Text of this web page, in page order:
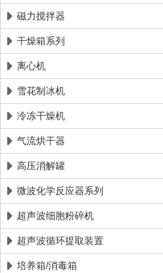
磁力搅拌器
干燥箱系列
离心机
雪花制冰机
冷冻干燥机
气流烘干器
高压消解罐
微波化学反应器系列
超声波细胞粉碎机
超声波循环提取装置
培养箱/消毒箱